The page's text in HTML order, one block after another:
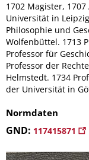
1702 Magister,
Universität in
Philosophie und
Wolfenbüttel. 1713
Professor für
Professor der
Helmstedt. 1734
der Universität in
Normdaten
GND: 117415871